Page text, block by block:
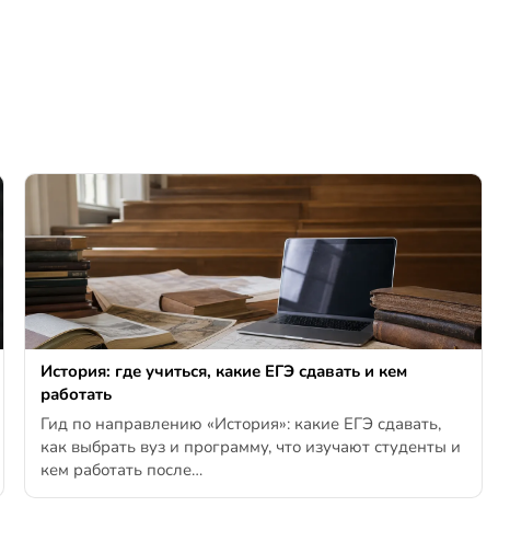
История: где учиться, какие ЕГЭ сдавать и кем
работать
Гид по направлению «История»: какие ЕГЭ сдавать,
как выбрать вуз и программу, что изучают студенты и
кем работать после…